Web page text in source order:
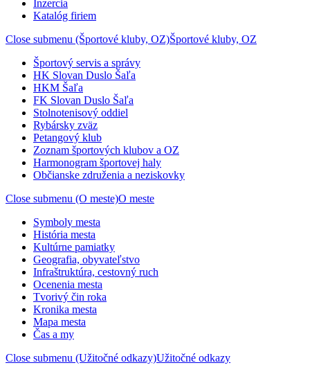
Inzercia
Katalóg firiem
Close submenu (Športové kluby, OZ)Športové kluby, OZ
Športový servis a správy
HK Slovan Duslo Šaľa
HKM Šaľa
FK Slovan Duslo Šaľa
Stolnotenisový oddiel
Rybársky zväz
Petangový klub
Zoznam športových klubov a OZ
Harmonogram športovej haly
Občianske združenia a neziskovky
Close submenu (O meste)O meste
Symboly mesta
História mesta
Kultúrne pamiatky
Geografia, obyvateľstvo
Infraštruktúra, cestovný ruch
Ocenenia mesta
Tvorivý čin roka
Kronika mesta
Mapa mesta
Čas a my
Close submenu (Užitočné odkazy)Užitočné odkazy